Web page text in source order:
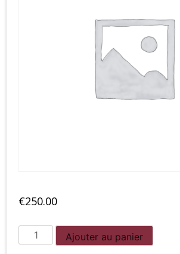
€250.00
quantité
de
Ajouter au panier